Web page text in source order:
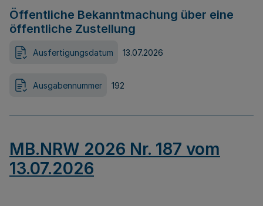
Öffentliche Bekanntmachung über eine
öffentliche Zustellung
Ausfertigungsdatum 13.07.2026
Ausgabennummer 192
MB.NRW 2026 Nr. 187 vom
13.07.2026